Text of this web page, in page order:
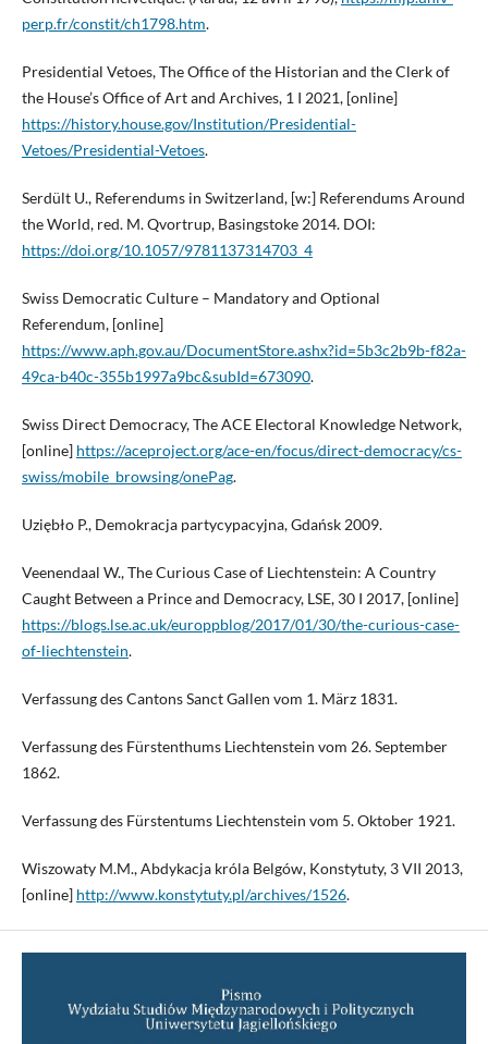
perp.fr/constit/ch1798.htm.
Presidential Vetoes, The Office of the Historian and the Clerk of
the House’s Office of Art and Archives, 1 I 2021, [online]
https://history.house.gov/Institution/Presidential-
Vetoes/Presidential-Vetoes.
Serdült U., Referendums in Switzerland, [w:] Referendums Around
the World, red. M. Qvortrup, Basingstoke 2014. DOI:
https://doi.org/10.1057/9781137314703_4
Swiss Democratic Culture – Mandatory and Optional
Referendum, [online]
https://www.aph.gov.au/DocumentStore.ashx?id=5b3c2b9b-f82a-
49ca-b40c-355b1997a9bc&subId=673090.
Swiss Direct Democracy, The ACE Electoral Knowledge Network,
[online] https://aceproject.org/ace-en/focus/direct-democracy/cs-
swiss/mobile_browsing/onePag.
Uziębło P., Demokracja partycypacyjna, Gdańsk 2009.
Veenendaal W., The Curious Case of Liechtenstein: A Country
Caught Between a Prince and Democracy, LSE, 30 I 2017, [online]
https://blogs.lse.ac.uk/europpblog/2017/01/30/the-curious-case-
of-liechtenstein.
Verfassung des Cantons Sanct Gallen vom 1. März 1831.
Verfassung des Fürstenthums Liechtenstein vom 26. September
1862.
Verfassung des Fürstentums Liechtenstein vom 5. Oktober 1921.
Wiszowaty M.M., Abdykacja króla Belgów, Konstytuty, 3 VII 2013,
[online] http://www.konstytuty.pl/archives/1526.